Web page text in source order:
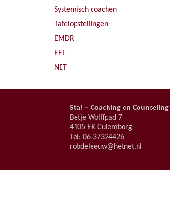
EMDR
EFT
Systemisch coachen
Tafelopstellingen
EMDR
EFT
NET
Sta! – Coaching en Counseling
Betje Wolffpad 7
4105 ER Culemborg
Tel: 06-37324426
robdeleeuw@hetnet.nl